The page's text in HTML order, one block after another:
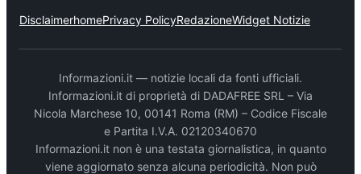
DisclaimerhomePrivacy PolicyRedazioneWidget Notizie
Informazioni.it — notizie locali da fonti ufficiali.
Informazioni.it di proprietà di DADAFREE SRL – Via
Nicola Marchese 10, 00141 Roma (RM) – Codice Fiscale
e Partita I.V.A. 02120340670
Informazioni.it non è una testata giornalistica, in quanto
viene aggiornato senza alcuna periodicità. Non può